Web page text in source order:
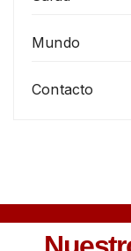
Mundo
Contacto